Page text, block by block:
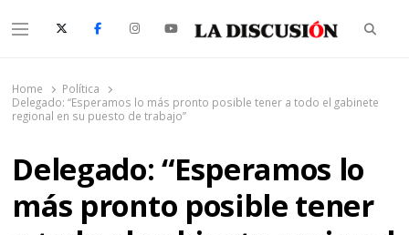
Menu
Home
Política
Delegado: “Esperamos lo más pronto posible tener a todo el gabinete
regional en su puesto de trabajo”
Delegado: “Esperamos lo
más pronto posible tener